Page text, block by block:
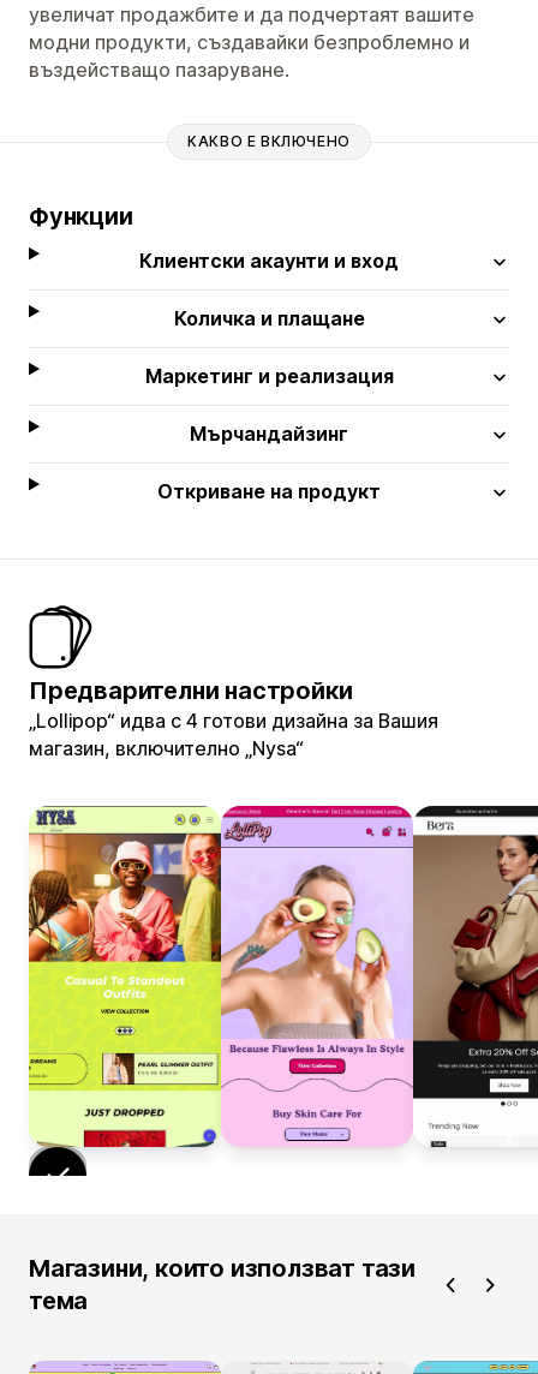
увеличат продажбите и да подчертаят вашите
модни продукти, създавайки безпроблемно и
въздействащо пазаруване.
КАКВО Е ВКЛЮЧЕНО
Функции
Клиентски акаунти и вход
Количка и плащане
Маркетинг и реализация
Мърчандайзинг
Откриване на продукт
Предварителни настройки
„Lollipop“ идва с 4 готови дизайна за Вашия
магазин, включително „Nysa“
Магазини, които използват тази
тема